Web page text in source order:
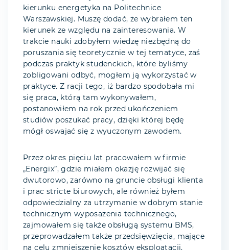
kierunku energetyka na Politechnice
Warszawskiej. Muszę dodać, że wybrałem ten
kierunek ze względu na zainteresowania. W
trakcie nauki zdobyłem wiedzę niezbędną do
poruszania się teoretycznie w tej tematyce, zaś
podczas praktyk studenckich, które byliśmy
zobligowani odbyć, mogłem ją wykorzystać w
praktyce. Z racji tego, iż bardzo spodobała mi
się praca, którą tam wykonywałem,
postanowiłem na rok przed ukończeniem
studiów poszukać pracy, dzięki której będę
mógł oswajać się z wyuczonym zawodem.
Przez okres pięciu lat pracowałem w firmie
„Energix”, gdzie miałem okazję rozwijać się
dwutorowo, zarówno na gruncie obsługi klienta
i prac stricte biurowych, ale również byłem
odpowiedzialny za utrzymanie w dobrym stanie
technicznym wyposażenia technicznego,
zajmowałem się także obsługą systemu BMS,
przeprowadzałem także przedsięwzięcia, mające
na celu zmniejszenie kosztów eksploatacji.